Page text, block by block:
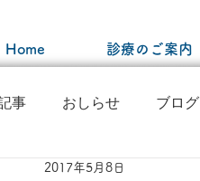
事 おしらせ ブログ
2017年5月8日
Home 診療のご案内